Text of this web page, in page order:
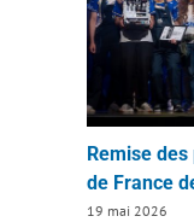
Remise
de France
19 mai 2026